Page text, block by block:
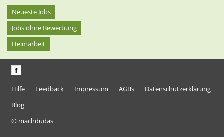
Neueste Jobs
Jobs ohne Bewerbung
Heimarbeit
Hilfe Feedback Impressum AGBs
Datenschutzerklärung
Blog
© machdudas